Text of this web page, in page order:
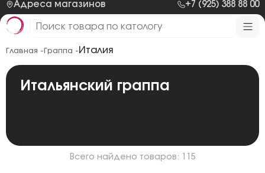
Адреса магазинов +7 (925) 388 88 00
Главная - Граппа - Италия
Итальянский граппа
Всего найдено товаров: 115